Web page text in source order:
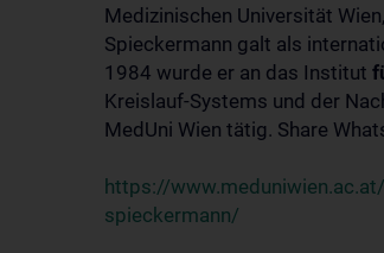
Medizinischen Universität
Spieckermann galt als
1984 wurde er an das Institut
Kreislauf-Systems und der
MedUni Wien tätig. Share
https://
spieckermann/